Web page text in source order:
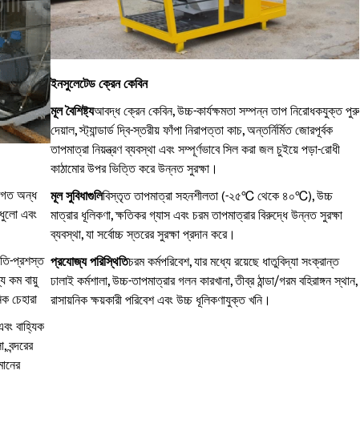
অন্ধ
এবং
প্রশস্ত
কম বায়ু
চেহারা
বাহ্যিক
ইনসুলেটেড ক্রেন কেবিন
মূল বৈশিষ্ট্যআবদ্ধ ক্রেন কেবিন, উচ্চ-কার্যক্ষমতা সম্পন্ন তাপ নিরোধকযুক্ত পুরু
দেয়াল, স্ট্যান্ডার্ড দ্বি-স্তরীয় ফাঁপা নিরাপত্তা কাচ, অন্তর্নির্মিত জোরপূর্বক
তাপমাত্রা নিয়ন্ত্রণ ব্যবস্থা এবং সম্পূর্ণভাবে সিল করা জল চুইয়ে পড়া-রোধী
কাঠামোর উপর ভিত্তি করে উন্নত সুরক্ষা।
মূল সুবিধাগুলিবিস্তৃত তাপমাত্রা সহনশীলতা (-২৫℃ থেকে ৪০℃), উচ্চ
মাত্রার ধূলিকণা, ক্ষতিকর গ্যাস এবং চরম তাপমাত্রার বিরুদ্ধে উন্নত সুরক্ষা
ব্যবস্থা, যা সর্বোচ্চ স্তরের সুরক্ষা প্রদান করে।
প্রযোজ্য পরিস্থিতিচরম কর্মপরিবেশ, যার মধ্যে রয়েছে ধাতুবিদ্যা সংক্রান্ত
ঢালাই কর্মশালা, উচ্চ-তাপমাত্রার গলন কারখানা, তীব্র ঠান্ডা/গরম বহিরাঙ্গন স্থান,
রাসায়নিক ক্ষয়কারী পরিবেশ এবং উচ্চ ধূলিকণাযুক্ত খনি।